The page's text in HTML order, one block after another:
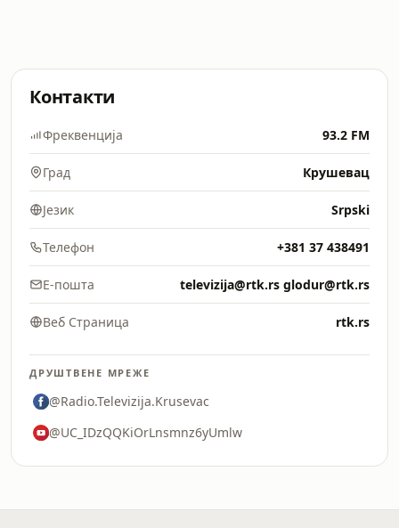
Контакти
Фреквенција 93.2 FM
Град Крушевац
Језик Srpski
Телефон +381 37 438491
Е-пошта televizija@rtk.rs glodur@rtk.rs
Веб Страница rtk.rs
ДРУШТВЕНЕ МРЕЖЕ
@Radio.Televizija.Krusevac
@UC_IDzQQKiOrLnsmnz6yUmlw